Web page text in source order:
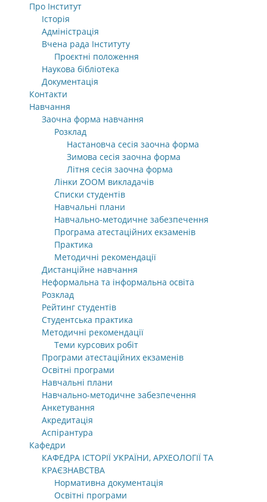
Про Інститут
Історія
Адміністрація
Вчена рада Інституту
Проєктні положення
Наукова бібліотека
Документація
Контакти
Навчання
Заочна форма навчання
Розклад
Настановча сесія заочна форма
Зимова сесія заочна форма
Літня сесія заочна форма
Лінки ZOOM викладачів
Списки студентів
Навчальні плани
Навчально-методичне забезпечення
Програма атестаційних екзаменів
Практика
Методичні рекомендації
Дистанційне навчання
Неформальна та інформальна освіта
Розклад
Рейтинг студентів
Студентська практика
Методичні рекомендації
Теми курсових робіт
Програми атестаційних екзаменів
Освітні програми
Навчальні плани
Навчально-методичне забезпечення
Анкетування
Акредитація
Аспірантура
Кафедри
КАФЕДРА ІСТОРІЇ УКРАЇНИ, АРХЕОЛОГІЇ ТА
КРАЄЗНАВСТВА
Нормативна документація
Освітні програми